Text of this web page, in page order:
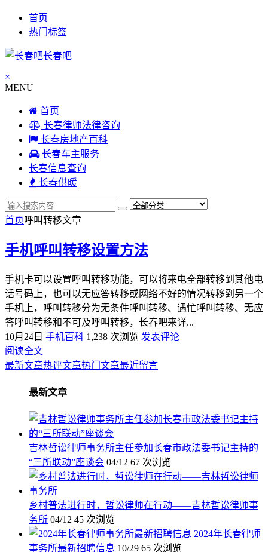
首页
热门标签
长春吧
×
MENU
首页
长春律师法律咨询
长春房地产百科
长春车主服务
长春信息查询
长春供暖
首页呼叫转移文章
手机呼叫转移设置方法
手机卡可以设置呼叫转移功能，可以将来电全部转移到其他电
话号码上，也可以无应答转移或网络不好的情况转移到另一个
手机上，呼叫转移分为无条件呼叫转移、遇忙呼叫转移、无应
答呼叫转移和不可及呼叫转移，长春吧来详...
10月24日 手机百科 1,238 次浏览 发表评论
阅读全文
最新文章热评文章热门文章最近留言
最新文章
吉林哲讼律师事务所主任参加长春市政法委书记主持的
“三所联动”座谈会 04/12 67 次浏览
乡村普法进行时，哲讼律师在行动——吉林哲讼律师事
务所 04/12 45 次浏览
2024年长春律师
事务所最新招聘信息 10/29 65 次浏览